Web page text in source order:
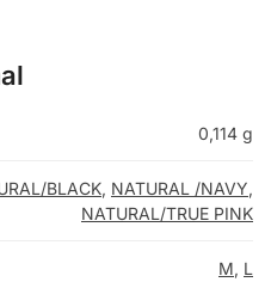
0,114 g
BLACK, NATURAL /NAVY,
NATURAL/TRUE PINK
M, L